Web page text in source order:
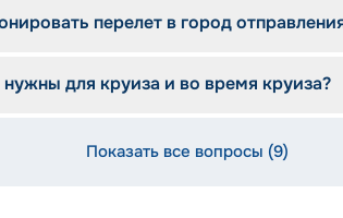
перелет в город
для круиза и во время круиза?
Показать все вопросы (9)